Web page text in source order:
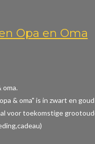
Opa en Oma
& oma" is in zwart en
voor toekomstige